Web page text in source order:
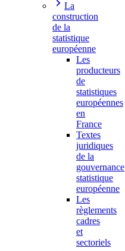
La
construction
de la
statistique
européenne
Les
producteurs
de
statistiques
européennes
en
France
Textes
juridiques
de la
gouvernance
statistique
européenne
Les
règlements
cadres
et
sectoriels